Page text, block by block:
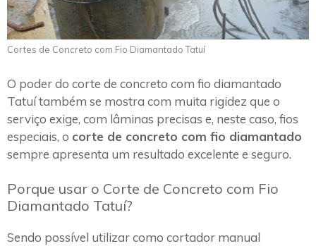
Cortes de Concreto com Fio Diamantado Tatuí
O poder do corte de concreto com fio diamantado
Tatuí também se mostra com muita rigidez que o
serviço exige, com lâminas precisas e, neste caso, fios
especiais, o corte de concreto com fio diamantado
sempre apresenta um resultado excelente e seguro.
Porque usar o Corte de Concreto com Fio
Diamantado Tatuí?
Sendo possível utilizar como cortador manual